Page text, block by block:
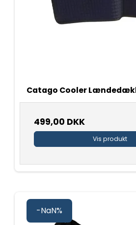
Catago Cooler
499,00 DKK
Vis produkt
-NaN%